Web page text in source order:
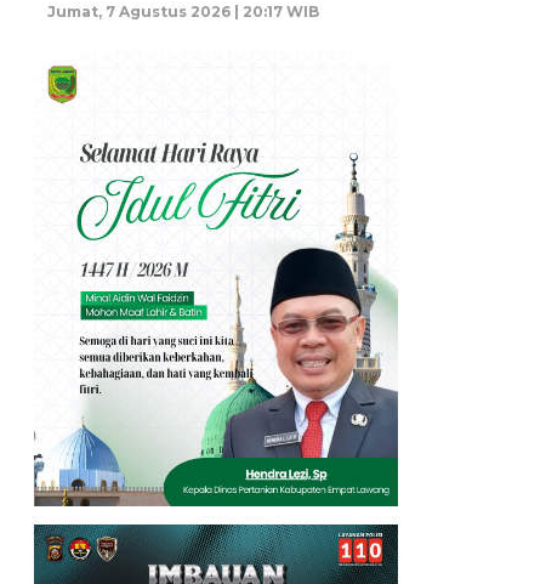
Jumat, 7 Agustus 2026 | 20:17 WIB